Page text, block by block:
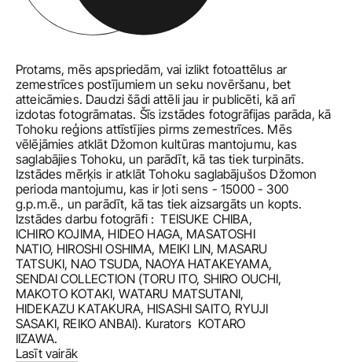
Protams, mēs apspriedām, vai izlikt fotoattēlus ar
zemestrīces postījumiem un seku novēršanu, bet
atteicāmies. Daudzi šādi attēli jau ir publicēti, kā arī
izdotas fotogrāmatas. Šīs izstādes fotogrāfijas parāda, kā
Tohoku reģions attīstījies pirms zemestrīces. Mēs
vēlējāmies atklāt Džomon kultūras mantojumu, kas
saglabājies Tohoku, un parādīt, kā tas tiek turpināts.
Izstādes mērķis ir atklāt Tohoku saglabājušos Džomon
perioda mantojumu, kas ir ļoti sens - 15000 - 300
g.p.m.ē., un parādīt, kā tas tiek aizsargāts un kopts.
Izstādes darbu fotogrāfi :  TEISUKE CHIBA,
ICHIRO KOJIMA, HIDEO HAGA, MASATOSHI
NATIO, HIROSHI OSHIMA, MEIKI LIN, MASARU
TATSUKI, NAO TSUDA, NAOYA HATAKEYAMA,
SENDAI COLLECTION (TORU ITO, SHIRO OUCHI,
MAKOTO KOTAKI, WATARU MATSUTANI,
HIDEKAZU KATAKURA, HISASHI SAITO, RYUJI
SASAKI, REIKO ANBAI). Kurators  KOTARO
IIZAWA.
Lasīt vairāk